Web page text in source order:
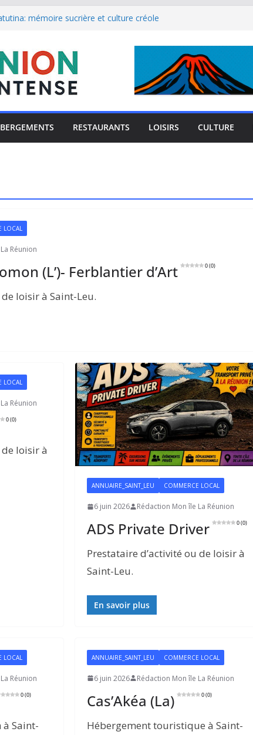
mémoire sucrière et culture créole
de La Réunion, emblème de l’île intense
du sel de Saint Leu: site culturel à découvrir
RESTAURANTS LOISIRS CULTURE
LOCAL
Réunion
(L’)- Ferblantier d’Art 0 (0)
loisir à Saint-Leu.
LOCAL
Réunion
0 (0)
loisir à
ANNUAIRE_SAINT_LEU COMMERCE LOCAL
6 juin 2026 Rédaction Mon île La Réunion
ADS Private Driver 0 (0)
Prestataire d’activité ou de loisir à
Saint-Leu.
En savoir plus
LOCAL
Réunion
0 (0)
Saint-
ANNUAIRE_SAINT_LEU COMMERCE LOCAL
6 juin 2026 Rédaction Mon île La Réunion
Cas’Akéa (La) 0 (0)
Hébergement touristique à Saint-